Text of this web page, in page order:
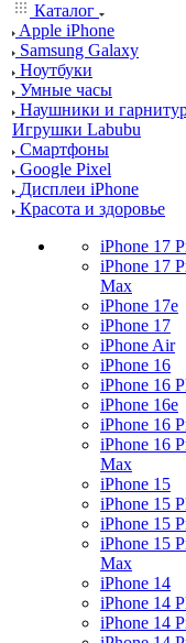
Каталог
Apple iPhone
Samsung Galaxy
Ноутбуки
Умные часы
Наушники и
Игрушки Labubu
Смартфоны
Google Pixel
Дисплеи iPhone
Красота и здоровье
iPhone 17
iPhone 17
Max
iPhone 17e
iPhone 17
iPhone Air
iPhone 16
iPhone 16
iPhone 16e
iPhone 16
iPhone 16
Max
iPhone 15
iPhone 15
iPhone 15
iPhone 15
Max
iPhone 14
iPhone 14
iPhone 14